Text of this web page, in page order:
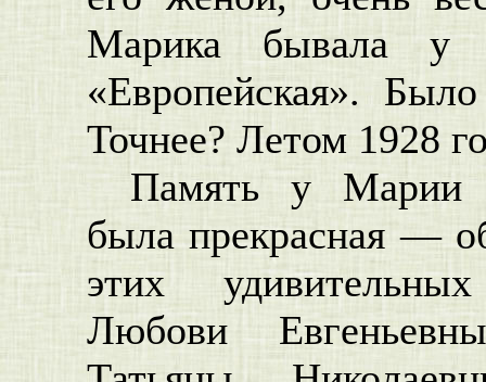
Марика бывала у
«Европейская».
Точнее? Летом 1928
Память у Марии
была прекрасная —
этих
Любови Евгеньевны